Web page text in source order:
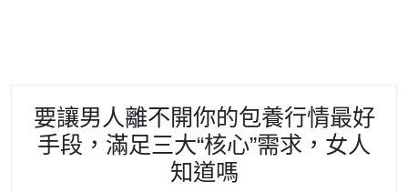
要讓男人離不開你的包養行情最好
手段，滿足三大“核心”需求，女人
知道嗎